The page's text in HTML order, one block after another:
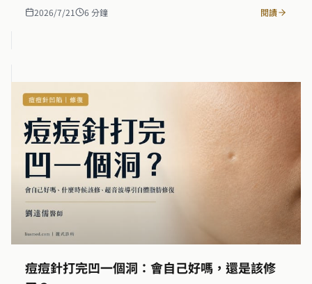
hyperhidrosis）的警訊——若有甲狀腺、內分泌或神經系統
2026/7/21 6 分鐘 閱讀
痘痘針打完凹一個洞：會自己好嗎，還是該修